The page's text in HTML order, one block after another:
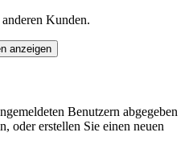
Kunden.
anzeigen
Benutzern abgegeben
oder erstellen Sie einen neuen